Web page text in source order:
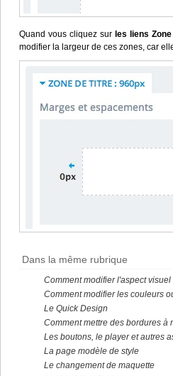
Quand vous cliquez sur les liens
modifier la largeur de ces zones, car
Dans la même rubrique
Comment modifier l'aspect
Comment modifier les couleurs
Le Quick Design
Comment mettre des bordures à
Les boutons, le player et autres
La page modèle de style
Le changement de maquette